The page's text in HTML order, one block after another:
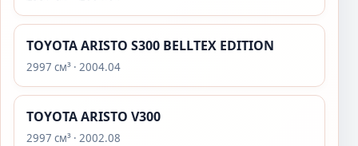
TOYOTA ARISTO S300 BELLTEX EDITION
2997 см³ · 2004.04
TOYOTA ARISTO V300
2997 см³ · 2002.08